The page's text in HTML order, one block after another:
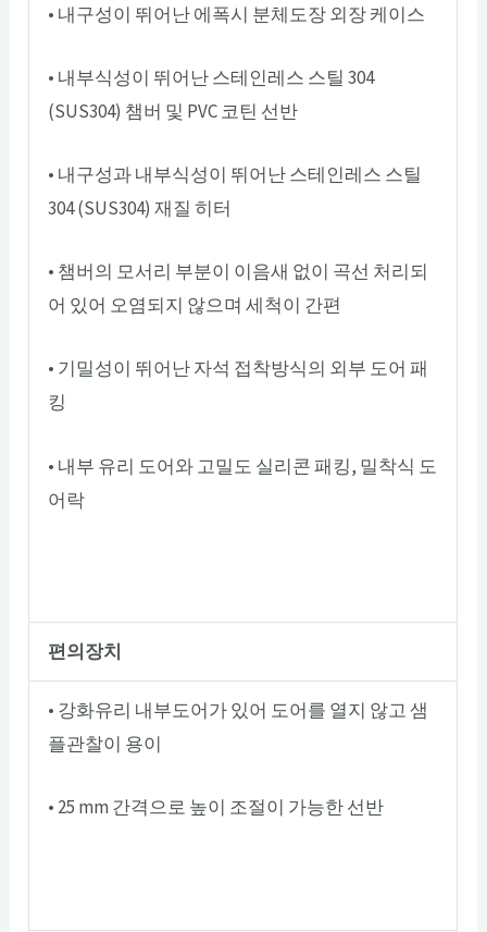
• 내구성이 뛰어난 에폭시 분체도장 외장 케이스
• 내부식성이 뛰어난 스테인레스 스틸 304
(SUS304) 챔버 및 PVC 코틴 선반
• 내구성과 내부식성이 뛰어난 스테인레스 스틸
304 (SUS304) 재질 히터
• 챔버의 모서리 부분이 이음새 없이 곡선 처리되
어 있어 오염되지 않으며 세척이 간편
• 기밀성이 뛰어난 자석 접착방식의 외부 도어 패
킹
• 내부 유리 도어와 고밀도 실리콘 패킹, 밀착식 도
어락
편의장치
• 강화유리 내부도어가 있어 도어를 열지 않고 샘
플관찰이 용이
• 25 mm 간격으로 높이 조절이 가능한 선반